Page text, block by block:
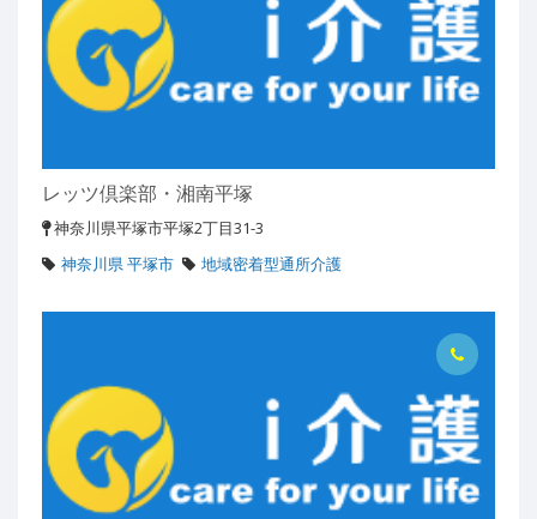
レッツ倶楽部・湘南平塚
神奈川県平塚市平塚2丁目31-3
神奈川県 平塚市
地域密着型通所介護